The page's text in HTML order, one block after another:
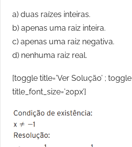
a) duas raízes inteiras.
b) apenas uma raiz inteira.
c) apenas uma raiz negativa.
d) nenhuma raiz real.
[toggle title=’Ver Solução’ ; toggle
title_font_size=’20px’]